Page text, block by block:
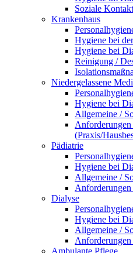
Soziale
Krankenhaus
Hygiene bei
Hygiene bei
Reinigung /
Niedergelassene
Hygiene bei
Allgemeine /
Anforderungen
(Praxis/
Pädiatrie
Hygiene bei
Allgemeine /
Anforderungen
Dialyse
Hygiene bei
Allgemeine /
Anforderungen